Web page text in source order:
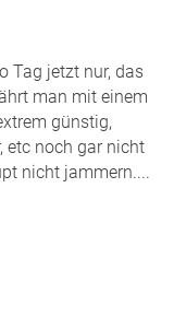
Tag jetzt nur, das
man mit einem
günstig,
etc noch gar nicht
nicht jammern....